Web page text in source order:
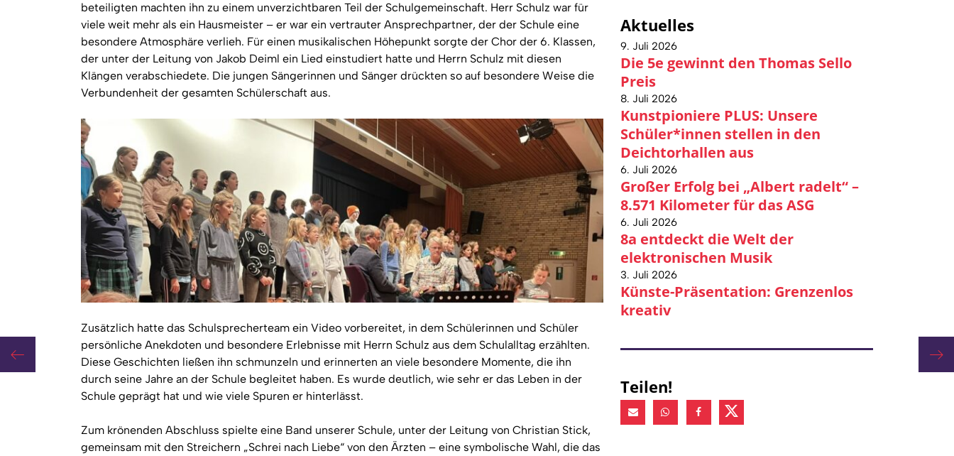
Auf
beteiligten machten ihn zu einem unverzichtbaren Teil der Schulgemeinschaft. Herr Schulz war für
viele weit mehr als ein Hausmeister – er war ein vertrauter Ansprechpartner, der der Schule eine
besondere Atmosphäre verlieh. Für einen musikalischen Höhepunkt sorgte der Chor der 6. Klassen,
der unter der Leitung von Jakob Deiml ein Lied einstudiert hatte und Herrn Schulz mit diesen
Klängen verabschiedete. Die jungen Sängerinnen und Sänger drückten so auf besondere Weise die
Verbundenheit der gesamten Schülerschaft aus.
Zusätzlich hatte das Schulsprecherteam ein Video vorbereitet, in dem Schülerinnen und Schüler
persönliche Anekdoten und besondere Erlebnisse mit Herrn Schulz aus dem Schulalltag erzählten.
Diese Geschichten ließen ihn schmunzeln und erinnerten an viele besondere Momente, die ihn
durch seine Jahre an der Schule begleitet haben. Es wurde deutlich, wie sehr er das Leben in der
Schule geprägt hat und wie viele Spuren er hinterlässt.
Zum krönenden Abschluss spielte eine Band unserer Schule, unter der Leitung von Christian Stick,
gemeinsam mit den Streichern „Schrei nach Liebe“ von den Ärzten – eine symbolische Wahl, die das
Aktuelles
9. Juli 2026
Die 5e gewinnt den Thomas Sello
Preis
8. Juli 2026
Kunstpioniere PLUS: Unsere
Schüler*innen stellen in den
Deichtorhallen aus
6. Juli 2026
Großer Erfolg bei „Albert radelt“ –
8.571 Kilometer für das ASG
6. Juli 2026
8a entdeckt die Welt der
elektronischen Musik
3. Juli 2026
Künste-Präsentation: Grenzenlos
kreativ
Teilen!